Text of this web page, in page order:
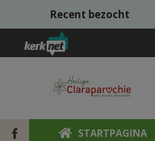
Overslaan en naar de inhoud gaan
Recent bezocht
STARTPAGINA